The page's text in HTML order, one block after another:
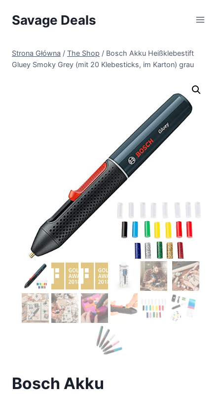
Savage Deals
Strona Główna / The Shop / Bosch Akku Heißklebestift
Gluey Smoky Grey (mit 20 Klebesticks, im Karton) grau
Bosch Akku